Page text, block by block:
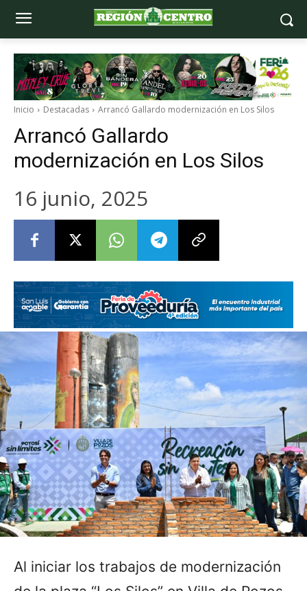
Inicio Destacadas Arrancó Gallardo modernización en Los Silos
Arrancó Gallardo
modernización en Los Silos
16 junio, 2025
Al iniciar los trabajos de modernización